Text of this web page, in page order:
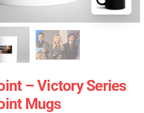
– Victory Series
Mugs